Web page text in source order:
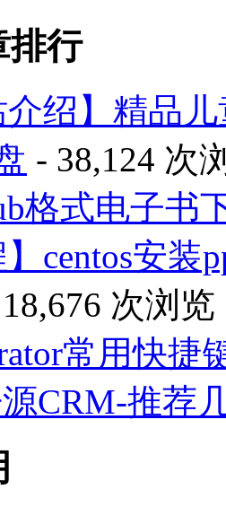
排行
介绍】精品
- 38,124 次
格式电子书
】centos安
次浏览
常用快捷
CRM-推荐